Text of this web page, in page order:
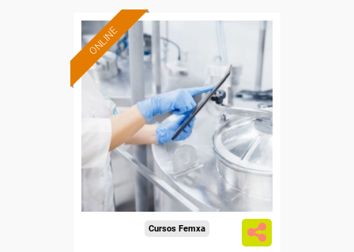
ONLINE
Formación 100%
subvencionada.
Para desempleados,
trabajadores y autónomos.
Sector
-Industria Alimentaria.
Cursos Femxa